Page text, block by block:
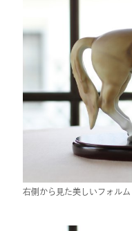
右側から見た美しいフォルム